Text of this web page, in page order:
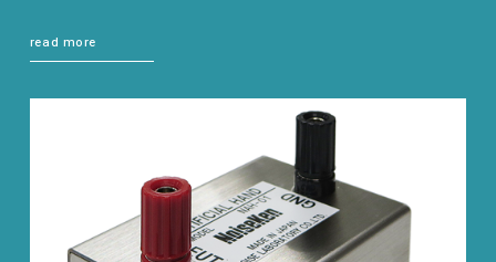
read more